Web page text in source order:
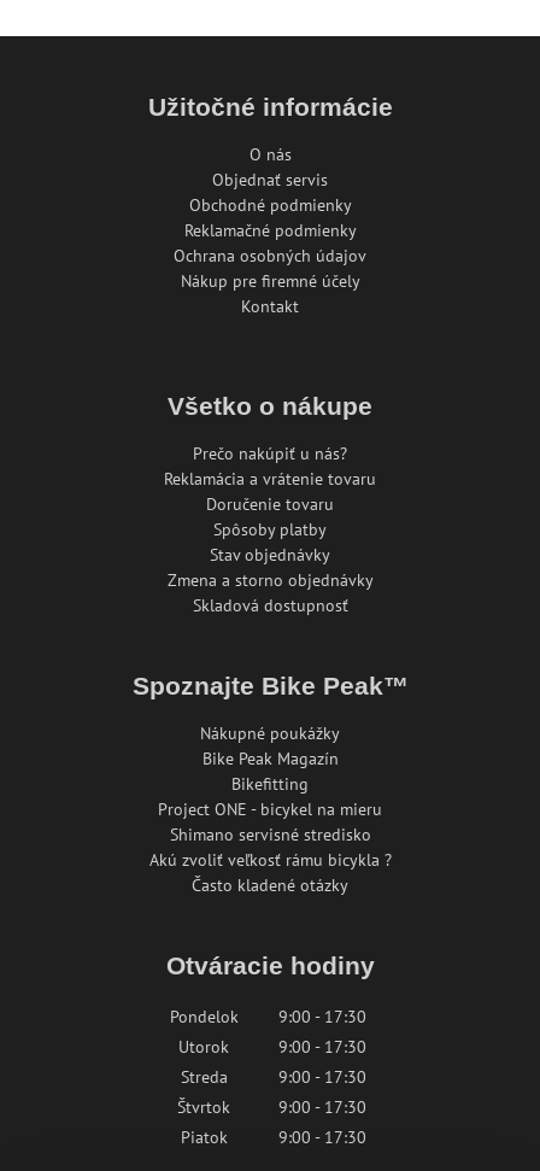
Užitočné informácie
O nás
Objednať servis
Obchodné podmienky
Reklamačné podmienky
Ochrana osobných údajov
Nákup pre firemné účely
Kontakt
Všetko o nákupe
Prečo nakúpiť u nás?
Reklamácia a vrátenie tovaru
Doručenie tovaru
Spôsoby platby
Stav objednávky
Zmena a storno objednávky
Skladová dostupnosť
Spoznajte Bike Peak™
Nákupné poukážky
Bike Peak Magazín
Bikefitting
Project ONE - bicykel na mieru
Shimano servisné stredisko
Akú zvoliť veľkosť rámu bicykla ?
Často kladené otázky
Otváracie hodiny
Pondelok
9:00 - 17:30
Utorok
9:00 - 17:30
Streda
9:00 - 17:30
Štvrtok
9:00 - 17:30
Piatok
9:00 - 17:30